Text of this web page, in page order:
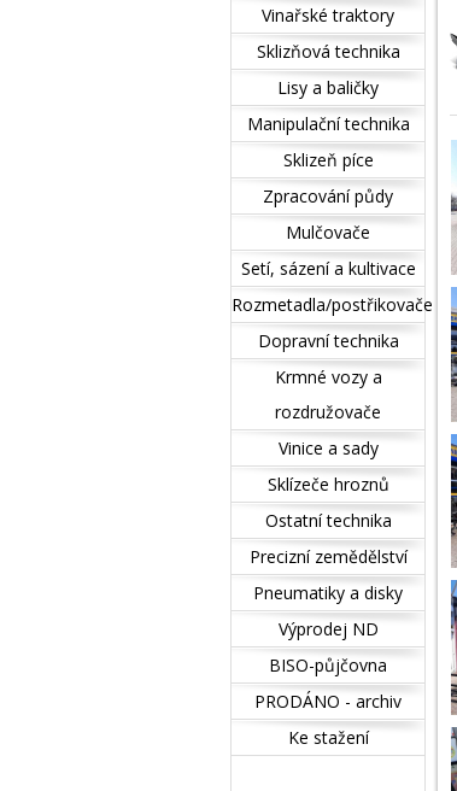
Vinařské traktory
Sklizňová technika
Lisy a baličky
Manipulační technika
Sklizeň píce
Zpracování půdy
Mulčovače
Setí, sázení a kultivace
Rozmetadla/postřikovače
Dopravní technika
Krmné vozy a
rozdružovače
Vinice a sady
Sklízeče hroznů
Ostatní technika
Precizní zemědělství
Pneumatiky a disky
Výprodej ND
BISO-půjčovna
PRODÁNO - archiv
Ke stažení